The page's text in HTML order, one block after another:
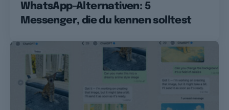
WhatsApp-Alternativen: 5
Messenger, die du kennen solltest